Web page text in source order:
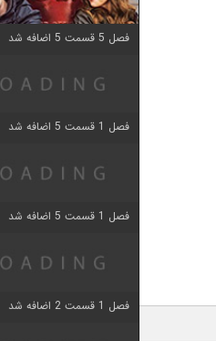
فصل 5 قسمت 5 اضافه شد
فصل 1 قسمت 5 اضافه شد
فصل 1 قسمت 5 اضافه شد
فصل 1 قسمت 2 اضافه شد